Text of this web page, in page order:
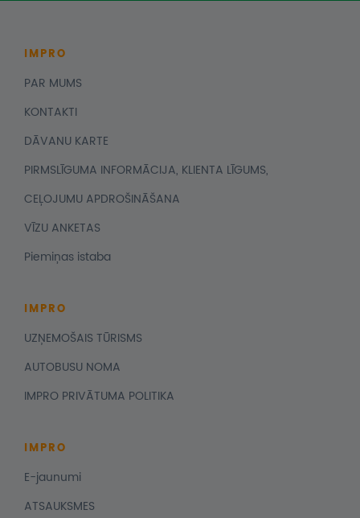
IMPRO
PAR MUMS
KONTAKTI
DĀVANU KARTE
PIRMSLĪGUMA INFORMĀCIJA, KLIENTA LĪGUMS,
CEĻOJUMU APDROŠINĀŠANA
VĪZU ANKETAS
Piemiņas istaba
IMPRO
UZŅEMOŠAIS TŪRISMS
AUTOBUSU NOMA
IMPRO PRIVĀTUMA POLITIKA
IMPRO
E-jaunumi
ATSAUKSMES